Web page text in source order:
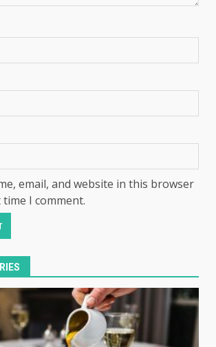
email, and website in this browser
I comment.